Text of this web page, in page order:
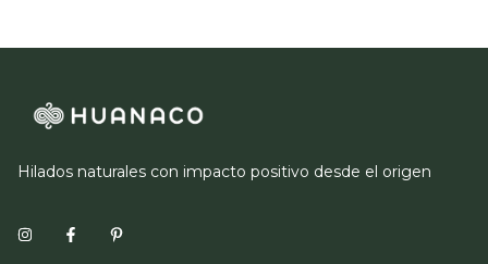
Hilados naturales con impacto positivo desde el origen